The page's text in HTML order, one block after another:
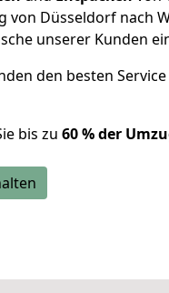
Düsseldorf nach
unserer Kunden
den besten Service
bis zu 60 % der